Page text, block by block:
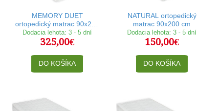
MEMORY DUET
ortopedický matrac 90x200
cm
Dodacia lehota: 3 - 5 dní
325,00€
DO KOŠÍKA
NATURAL ortopedický
matrac 90x200 cm
Dodacia lehota: 3 - 5 dní
150,00€
DO KOŠÍKA